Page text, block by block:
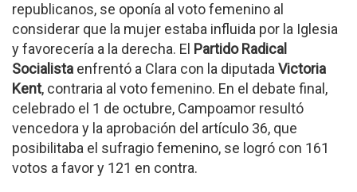
republicanos, se oponía al voto femenino al
considerar que la mujer estaba influida por la Iglesia
y favorecería a la derecha. El Partido Radical
Socialista enfrentó a Clara con la diputada Victoria
Kent, contraria al voto femenino. En el debate final,
celebrado el 1 de octubre, Campoamor resultó
vencedora y la aprobación del artículo 36, que
posibilitaba el sufragio femenino, se logró con 161
votos a favor y 121 en contra.